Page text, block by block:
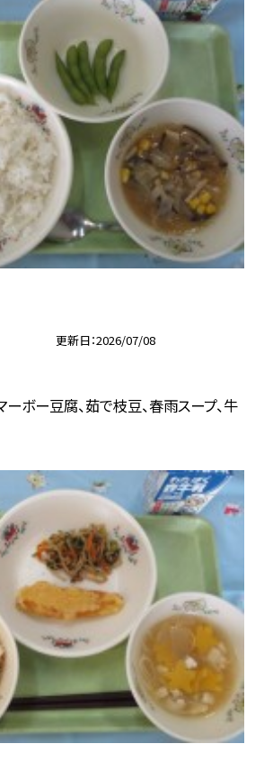
更新日 2026/07/08
ーボー豆腐、茹で枝豆、春雨スープ、牛